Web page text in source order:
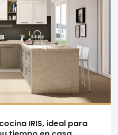
IRIS, ideal para